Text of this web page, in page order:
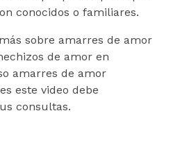
conocidos o familiares.
sobre amarres de amor
de amor en
amarres de amor
este video debe
consultas.